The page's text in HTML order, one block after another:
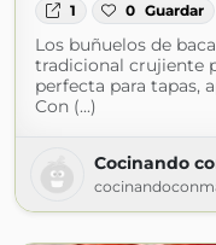
1 0 Guardar
Los buñuelos de
tradicional crujiente
perfecta para tapas,
Con (...)
Cocinando